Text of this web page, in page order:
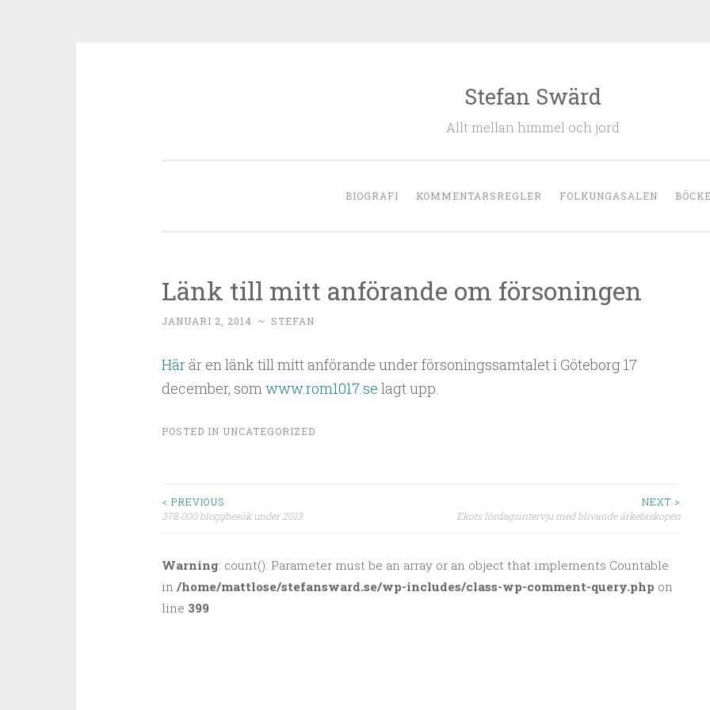
Stefan Swärd
Allt mellan himmel och jord
BIOGRAFI KOMMENTARSREGLER FOLKUNGASALEN
Länk till mitt anförande om försoningen
JANUARI 2, 2014 ~ STEFAN
Härär en länk till mitt anförande under försoningssamtalet i Göteborg 17
december, somwww.rom1017.se lagt upp.
POSTED IN UNCATEGORIZED
< PREVIOUS
378.000 bloggbesök under 2013
NEXT >
Ekots lördagsintervju med blivande ärkebiskopen
Warning: count(): Parameter must be an array or an object that implements Countable
in /home/mattlose/stefansward.se/wp-includes/class-wp-comment-query.php on
line 399